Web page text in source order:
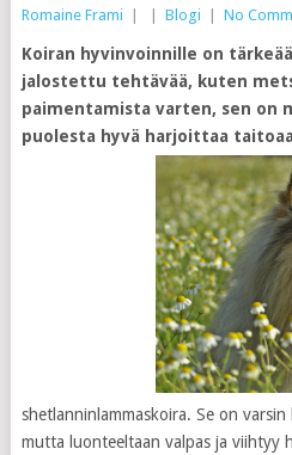
Romaine Frami Blogi No
Koiran hyvinvoinnille on
jalostettu tehtävää, kuten
paimentamista varten, sen on
puolesta hyvä harjoittaa
shetlanninlammaskoira. Se on
mutta luonteeltaan valpas ja viihtyy